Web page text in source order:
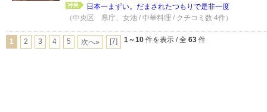
日本一まずい。だまされたつもりで是非一度
（中央区 県庁、女池 / 中華料理 / クチコミ数 4件）
1 2 3 4 5 次へ» [7] 1～10 件を表示 / 全 63 件